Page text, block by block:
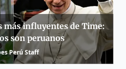
más influyentes de Time:
son peruanos
Perú Staff